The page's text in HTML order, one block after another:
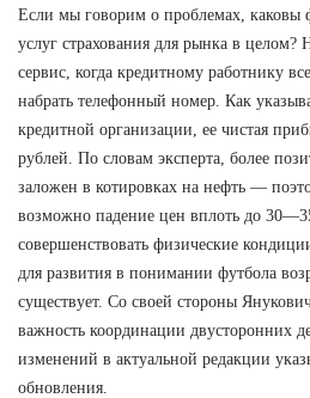
Если мы говорим о проблемах, каковы
услуг страхования для рынка в целом?
сервис, когда кредитному работнику
набрать телефонный номер. Как
кредитной организации, ее чистая
рублей. По словам эксперта, более
заложен в котировках на нефть —
возможно падение цен вплоть до
совершенствовать физические
для развития в понимании футбола
существует. Со своей стороны
важность координации двусторонних
изменений в актуальной редакции
обновления.